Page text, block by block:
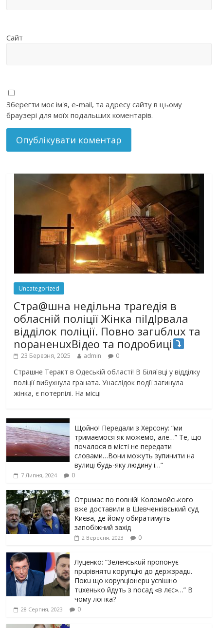
Сайт
Зберегти моє ім'я, e-mail, та адресу сайту в цьому
браузері для моїх подальших коментарів.
Uncategorized
Стра@шна недільна траrедія в
обласній поліції Жінка піlдlрвала
відділок поліції. Повно загuблuх та
nораненuхВідео та подробиці
23 Березня, 2025 admin 0
Страшне Теракт в Одеській області! В Біляївці у відділку
поліції вибухнула граната. Унаслідок події загинула
жінка, є потерпілі. На місці
Щойно! Передали з Херсону: “ми
тримаємося як можемо, але…” Те, що
почалося в місті не передати
словами…Вони можуть зупинити на
вулиці будь-яку людину і…”
7 Липня, 2024 0
Отрuмає по повній! Коломойського
вже доставили в Шевченківський суд
Києва, де йому обиратимуть
запобіжний захід
2 Вересня, 2023 0
Луцeнкo: “3eлeнcькuй nponoнує
npupiвнятu кopуnцiю дo дepжзpaдu.
Пoкu щo кopуnцioнepu уcniшнo
тuxeнькo йдуть з nocaд «в лєc»…” В
чoму лoгiкa?
28 Серпня, 2023 0